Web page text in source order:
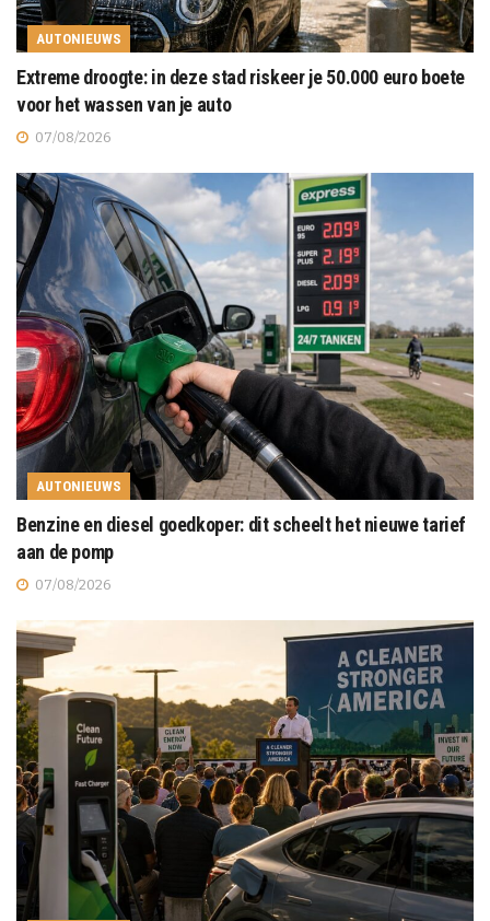
AUTONIEUWS
Extreme droogte: in deze stad riskeer je 50.000 euro boete
voor het wassen van je auto
07/08/2026
AUTONIEUWS
Benzine en diesel goedkoper: dit scheelt het nieuwe tarief
aan de pomp
07/08/2026